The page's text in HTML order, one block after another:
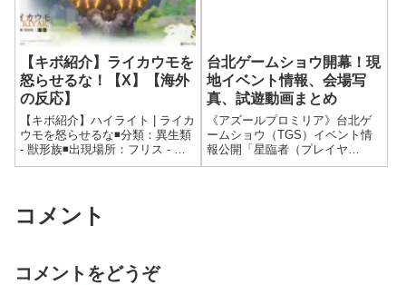
【キボ紹介】ライカウモを
怒らせるな！【X】【海外
の反応】
【キボ紹介】ハイライト | ライカ
ウモを怒らせるな◾️分類：異生類
- 獣形族◾️出現場所：フリス - メ
ルトレイク地響きを感じても、
な体躯でかなりの大食いだけど
性格は温厚でほとんどの...
台北ゲームショウ開幕！現
地イベント情報、会場写
真、試遊動画まとめ
《アズールプロミリア》台北ゲ
ームショウ（TGS）イベント情
報公開「星臨者（プレイヤ
ー）」の皆様がプロミリアに到
コメント
コメントをどうぞ